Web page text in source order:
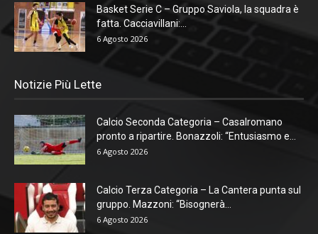
Basket Serie C – Gruppo Saviola, la squadra è
fatta. Cacciavillani:...
6 Agosto 2026
Notizie Più Lette
Calcio Seconda Categoria – Casalromano
pronto a ripartire. Bonazzoli: “Entusiasmo e...
6 Agosto 2026
Calcio Terza Categoria – La Cantera punta sul
gruppo. Mazzoni: “Bisognerà...
6 Agosto 2026